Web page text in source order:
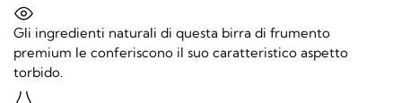
Gli ingredienti naturali di questa birra di frumento
premium le conferiscono il suo caratteristico aspetto
torbido.